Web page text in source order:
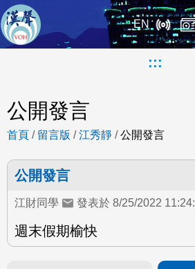
EN
:::
公開發言
首頁 / 留言版 /江秀靜 /公開發言
公開發言
江財同學 發表於 8/25/2022
週末假期榆快